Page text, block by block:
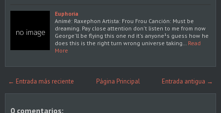
Euphoria
Animé: Raxephon Artista: Frou Frou Canción: Must be
dreaming. Pay close attention don't listen to me from now
George'll be flying this one nd it's anyone¹s guess how he
does this is the right turn wrong universe taking…
Read
More
← Entrada más reciente Entrada antigua →
Página Principal
0 comentarios: